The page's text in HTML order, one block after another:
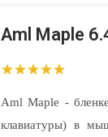
Aml Maple
Aml Maple -
клавиатуры) в